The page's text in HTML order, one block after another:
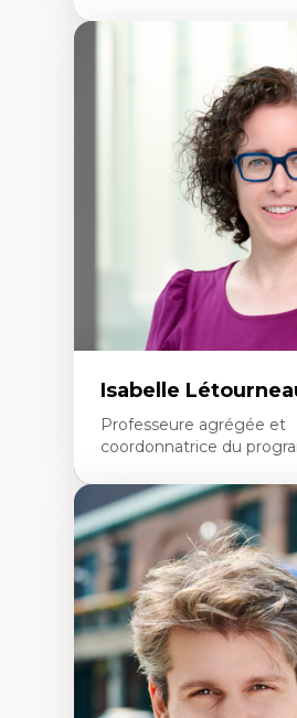
Ethnographie critique des
d’apprentissage des
Approche transdisciplinaire
compétences socioaffectives
interculturelles
Didactique des langues
compétence pragmatique
Andragogie
Méthodologies de
Isabelle
Professeure agrégée et
coordonnatrice du
Expertises
Conciliation travail-vie
Gestion des ressources
(attraction et fidélisation
d’œuvre)
Responsabilité sociale des
Interventions
Comportement
(mobilisation au travail)
Recherche qualitative
Éthique des affaires